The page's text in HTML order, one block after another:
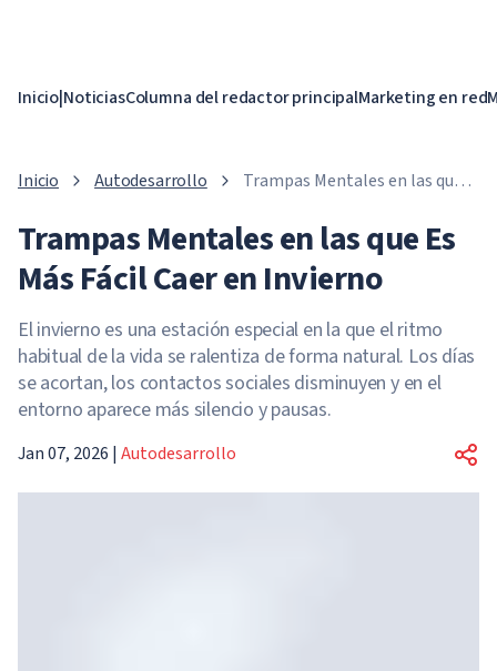
Inicio|NoticiasColumna del redactor principalMarketing en red
Inicio Autodesarrollo
Trampas Mentales en las que
Trampas Mentales en las que Es
Más Fácil Caer en Invierno
El invierno es una estación especial en la que el ritmo
habitual de la vida se ralentiza de forma natural. Los días
se acortan, los contactos sociales disminuyen y en el
entorno aparece más silencio y pausas.
Jan 07, 2026 | Autodesarrollo